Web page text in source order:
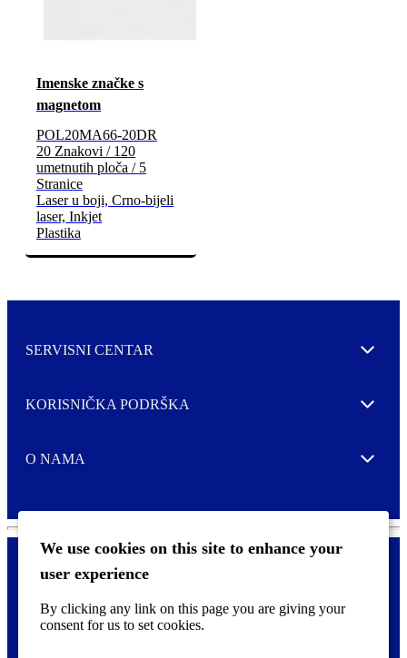
We use cookies on this site to enhance your
user experience
By clicking any link on this page you are giving your
consent for us to set cookies.
Imenske značke s
magnetom
POL20MA66-20DR
20 Znakovi / 120
umetnutih ploča / 5
Stranice
Laser u boji, Crno-bijeli
laser, Inkjet
Plastika
SERVISNI CENTAR Expand
KORISNIČKA PODRŠKA Expand
O NAMA Expand
o
Pravne i tzv. Cookie obavijesti